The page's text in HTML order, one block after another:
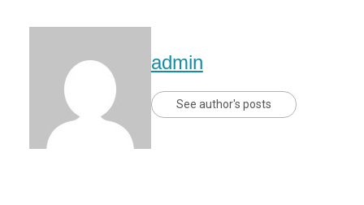
admin
See author's posts